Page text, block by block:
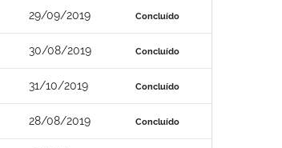
29/09/2019 Concluído
30/08/2019 Concluído
31/10/2019 Concluído
28/08/2019 Concluído